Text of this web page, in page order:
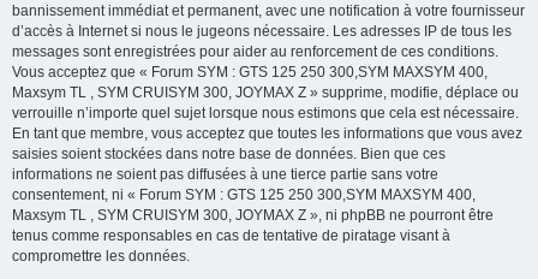
bannissement immédiat et permanent, avec une notification à votre fournisseur
d’accès à Internet si nous le jugeons nécessaire. Les adresses IP de tous les
messages sont enregistrées pour aider au renforcement de ces conditions.
Vous acceptez que « Forum SYM : GTS 125 250 300,SYM MAXSYM 400,
Maxsym TL , SYM CRUISYM 300, JOYMAX Z » supprime, modifie, déplace ou
verrouille n’importe quel sujet lorsque nous estimons que cela est nécessaire.
En tant que membre, vous acceptez que toutes les informations que vous avez
saisies soient stockées dans notre base de données. Bien que ces
informations ne soient pas diffusées à une tierce partie sans votre
consentement, ni « Forum SYM : GTS 125 250 300,SYM MAXSYM 400,
Maxsym TL , SYM CRUISYM 300, JOYMAX Z », ni phpBB ne pourront être
tenus comme responsables en cas de tentative de piratage visant à
compromettre les données.